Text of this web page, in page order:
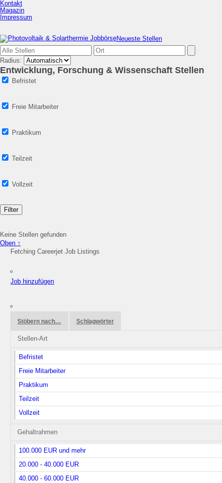
Kontakt
Magazin
Impressum
Neueste Stellen
Radius:
Entwicklung, Forschung & Wissen­schaft Stellen
Befristet
Freie Mitarbeiter
Praktikum
Teilzeit
Vollzeit
Keine Stellen gefunden
Oben ↑
Fetching Careerjet Job Listings
Job hinzufügen
Stöbern nach… Schlagwörter
Stellen-Art
Befristet
Freie Mitarbeiter
Praktikum
Teilzeit
Vollzeit
Gehaltrahmen
100.000 EUR und mehr
20.000 - 40.000 EUR
40.000 - 60.000 EUR